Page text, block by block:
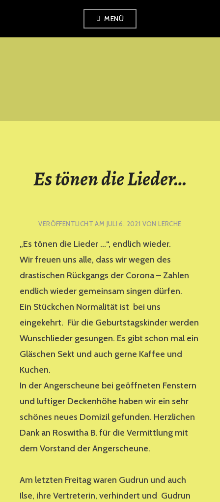
MENÜ
PETERSHAGEN
Es tönen die Lieder…
VERÖFFENTLICHT AM JULI 6, 2021 VONLERCHE
„Es tönen die Lieder …“, endlich wieder.
Wir freuen uns alle, dass wir wegen des
drastischen Rückgangs der Corona – Zahlen
endlich wieder gemeinsam singen dürfen.
Ein Stückchen Normalität ist bei uns
eingekehrt. Für die Geburtstagskinder werden
Wunschlieder gesungen. Es gibt schon mal ein
Gläschen Sekt und auch gerne Kaffee und
Kuchen.
In der Angerscheune bei geöffneten Fenstern
und luftiger Deckenhöhe haben wir ein sehr
schönes neues Domizil gefunden. Herzlichen
Dank an Roswitha B. für die Vermittlung mit
dem Vorstand der Angerscheune.
Am letzten Freitag waren Gudrun und auch
Ilse, ihre Vertreterin, verhindert und Gudrun